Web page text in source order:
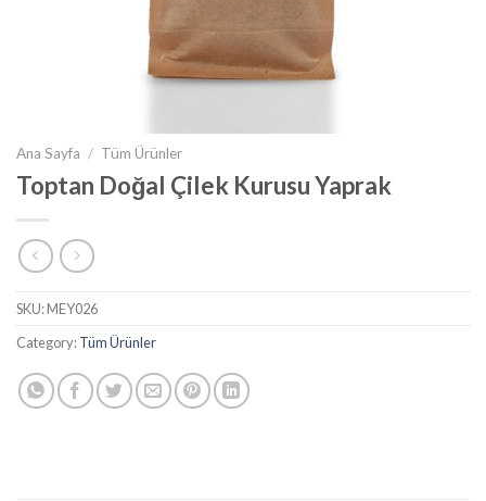
Ana Sayfa / Tüm Ürünler
Toptan Doğal Çilek Kurusu Yaprak
SKU:MEY026
Category:Tüm Ürünler